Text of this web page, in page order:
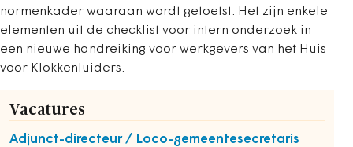
normenkader waaraan wordt getoetst. Het zijn enkele
elementen uit de checklist voor intern onderzoek in
een nieuwe handreiking voor werkgevers van het Huis
voor Klokkenluiders.
Vacatures
Adjunct-directeur / Loco-gemeentesecretaris